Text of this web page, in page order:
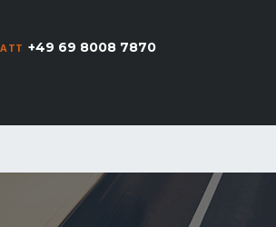
+49 69 8008 7870